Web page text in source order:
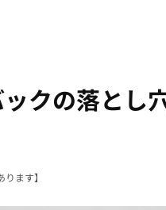
クの落とし
ます】